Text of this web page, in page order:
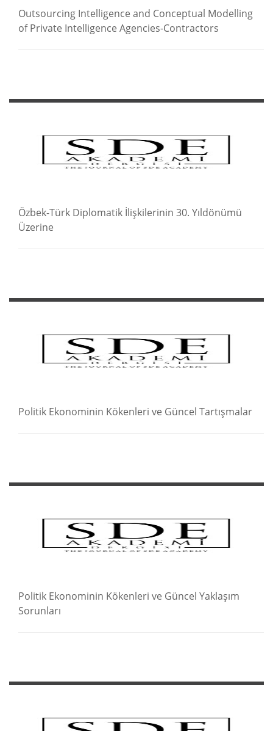
Outsourcing Intelligence and Conceptual Modelling
of Private Intelligence Agencies-Contractors
Özbek-Türk Diplomatik İlişkilerinin 30. Yıldönümü
Üzerine
Politik Ekonominin Kökenleri ve Güncel Tartışmalar
Politik Ekonominin Kökenleri ve Güncel Yaklaşım
Sorunları